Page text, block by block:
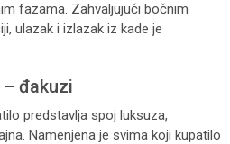
fazama. Zahvaljujući bočnim
ulazak i izlazak iz kade je
đakuzi
predstavlja spoj luksuza,
Namenjena je svima koji kupatilo